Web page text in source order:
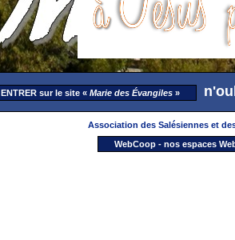
ENTRER sur le site « Marie des Évangiles »
Association des Salésiennes et
WebCoop - nos espaces